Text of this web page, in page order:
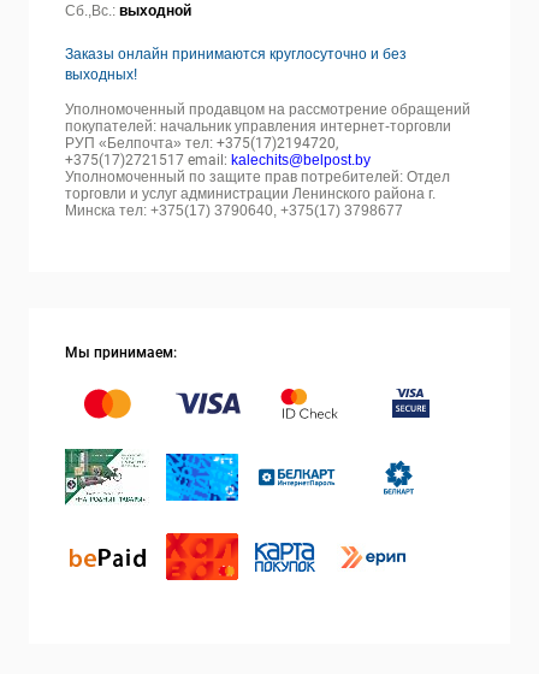
Сб.,Вс.: выходной
Заказы онлайн принимаются круглосуточно и без
выходных!
Уполномоченный продавцом на рассмотрение обращений
покупателей: начальник управления интернет-торговли
РУП «Белпочта» тел: +375(17)2194720,
+375(17)2721517 email: kalechits@belpost.by
Уполномоченный по защите прав потребителей: Отдел
торговли и услуг администрации Ленинского района г.
Минска тел: +375(17) 3790640, +375(17) 3798677
Мы принимаем: